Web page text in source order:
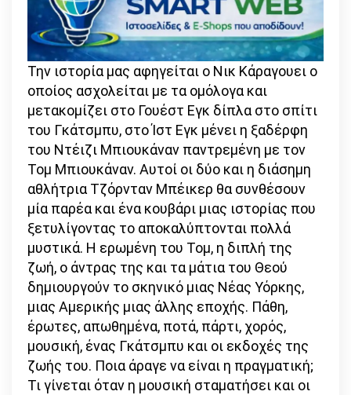
Την ιστορία μας αφηγείται ο Νικ Κάραγουει ο
οποίος ασχολείται με τα ομόλογα και
μετακομίζει στο Γουέστ Εγκ δίπλα στο σπίτι
του Γκάτσμπυ, στο Ίστ Εγκ μένει η ξαδέρφη
του Ντέιζι Μπιουκάναν παντρεμένη με τον
Τομ Μπιουκάναν. Αυτοί οι δύο και η διάσημη
αθλήτρια Τζόρνταν Μπέικερ θα συνθέσουν
μία παρέα και ένα κουβάρι μιας ιστορίας που
ξετυλίγοντας το αποκαλύπτονται πολλά
μυστικά. Η ερωμένη του Τομ, η διπλή της
ζωή, ο άντρας της και τα μάτια του Θεού
δημιουργούν το σκηνικό μιας Νέας Υόρκης,
μιας Αμερικής μιας άλλης εποχής. Πάθη,
έρωτες, απωθημένα, ποτά, πάρτι, χορός,
μουσική, ένας Γκάτσμπυ και οι εκδοχές της
ζωής του. Ποια άραγε να είναι η πραγματική;
Τι γίνεται όταν η μουσική σταματήσει και οι